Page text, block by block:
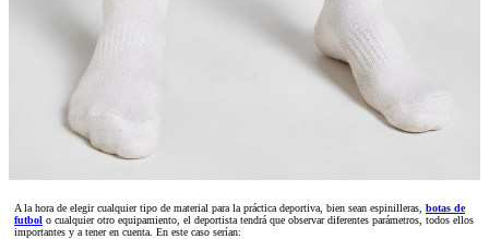
A la hora de elegir cualquier tipo de material para la práctica deportiva, bien sean espinilleras, botas de
futbol o cualquier otro equipamiento, el deportista tendrá que observar diferentes parámetros, todos ellos
importantes y a tener en cuenta. En este caso serían: